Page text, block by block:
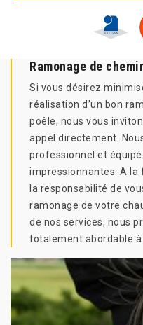
Ramonage de
Si vous désirez
réalisation d’un bon
poêle, nous vous
appel directement.
professionnel et
impressionnantes. A la
la responsabilité de
ramonage de votre
de nos services, nous
totalement abordable à